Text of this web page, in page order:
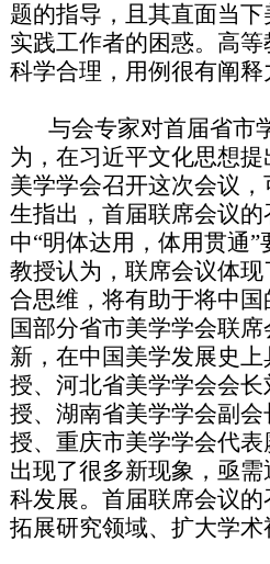
题的指导，且其直面当
实践工作者的困惑。高
科学合理，用例很有阐
与会专家对首届省市
为，在习近平文化思想
美学学会召开这次会议
生指出，首届联席会议
中“明体达用，体用贯通
教授认为，联席会议体现
合思维，将有助于将中
国部分省市美学学会联
新，在中国美学发展史
授、河北省美学学会会
授、湖南省美学学会副
授、重庆市美学学会代
出现了很多新现象，亟
科发展。首届联席会议
拓展研究领域、扩大学